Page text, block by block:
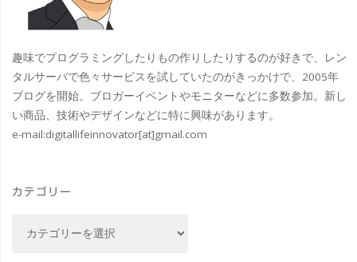
ェ
ッ
ク
な
タ
趣味でプログラミングしたりもの作りしたりするのが好きで、レン
タルサーバで色々サービスを試していたのがきっかけで、2005年
ブログを開始。ブロガーイベントやモニターなどに多数参加。新し
い商品、技術やデザインなどに特に興味があります。
e-mail:digitallifeinnovator[at]gmail.com
カテゴリー